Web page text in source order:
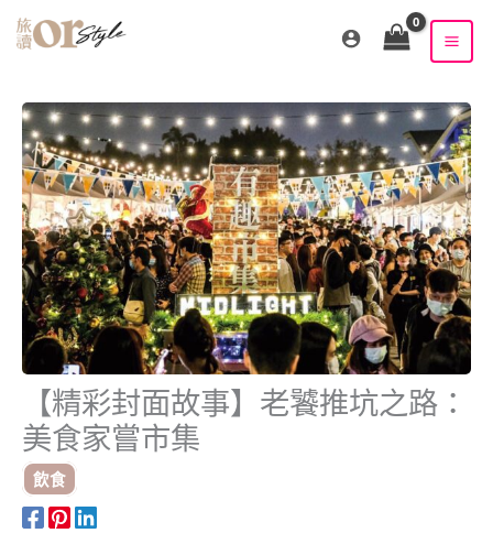
【精彩封面故事】老饕推坑之路：
美食家嘗市集
飲食